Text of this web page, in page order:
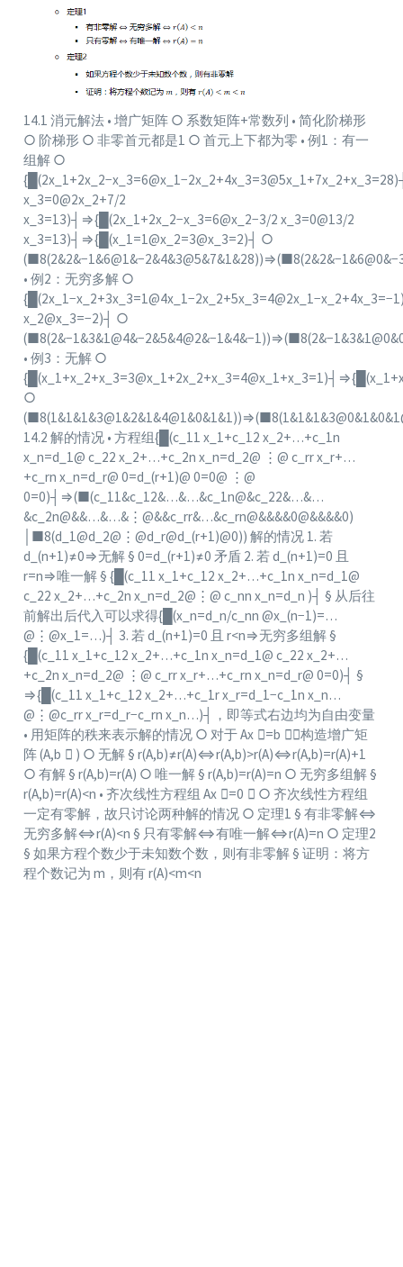
14.1 消元解法 • 增广矩阵 ○ 系数矩阵+常数列 • 简化阶梯形
○ 阶梯形 ○ 非零首元都是1 ○ 首元上下都为零 • 例1：有一
组解 ○
x_3=0@2x_2+7/2
x_3=13)┤⇒{█(2x_1+2x_2−x_3=6@x_2−3/2 x_3=0@13/2
x_3=13)┤⇒{█(x_1=1@x_2=3@x_3=2)┤ ○
• 例2：无穷多解 ○
x_2@x_3=−2)┤ ○
• 例3：无解 ○
○
14.2 解的情况 • 方程组{█(c_11 x_1+c_12 x_2+…+c_1n
x_n=d_1@ c_22 x_2+…+c_2n x_n=d_2@ ⋮@ c_rr x_r+…
+c_rn x_n=d_r@ 0=d_(r+1)@ 0=0@ ⋮@
0=0)┤⇒(■(c_11&c_12&…&…&c_1n@&c_22&…&…
&c_2n@&&…&…&⋮@&&c_rr&…&c_rn@&&&&0@&&&&0)
│■8(d_1@d_2@⋮ @d_r@d _(r+1)@0)) 解的情况 1. 若
d_(n+1)≠0⇒无解 § 0=d_(r+1)≠0 矛盾 2. 若 d_(n+1)=0 且
r=n⇒唯一解 § {█(c_11 x_1+c_12 x_2+…+c_1n x_n=d_1@
c_22 x_2+…+c_2n x_n=d_2@⋮@ c_nn x_n=d_n )┤ § 从后往
前解出后代入可以求得{█(x_n=d_n/c_nn @x_(n−1)=…
@⋮ @x_1=…)┤ 3. 若 d_(n+1)=0 且 r<n⇒无穷多组解 §
{█(c_11 x_1+c_12 x_2+…+c_1n x_n=d_1@ c_22 x_2+…
+c_2n x_n=d_2@ ⋮@ c_rr x_r+…+c_rn x_n=d_r@ 0=0)┤ §
⇒{█(c_11 x_1+c_12 x_2+…+c_1r x_r=d_1−c_1n x_n…
@⋮ @c_rrx_r=d_r−c_rn x_n…)┤，即等式右边均为自由变量
• 用矩阵的秩来表示解的情况 ○ 对于 Ax ⃗=b ⃗，构造增广矩
阵 (A,b ⃗ ) ○ 无解 § r(A,b)≠r(A)⇔r(A,b)>r(A)⇔r(A,b)=r(A)+1
○ 有解 § r(A,b)=r(A) ○ 唯一解 § r(A,b)=r(A)=n ○ 无穷多组解 §
r(A,b)=r(A)<n • 齐次线性方程组 Ax ⃗=0 ⃗ ○ 齐次线性方程组
一定有零解，故只讨论两种解的情况 ○ 定理1 § 有非零解⇔
无穷多解⇔r(A)<n § 只有零解⇔有唯一解⇔r(A)=n ○ 定理2
§ 如果方程个数少于未知数个数，则有非零解 § 证明：将方
程个数记为 m，则有 r(A)<m<n